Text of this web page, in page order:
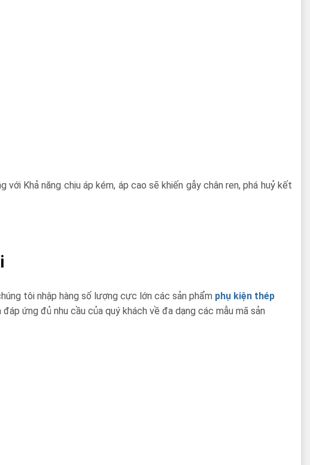
Khả năng chịu áp kém, áp cao sẽ khiến gẫy chân ren, phá huỷ kết
tôi nhập hàng số lượng cực lớn các sản phẩm phụ kiện thép
ứng đủ nhu cầu của quý khách về đa dạng các mẫu mã sản